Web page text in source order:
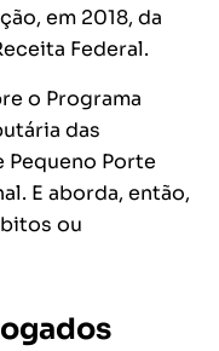
em 2018, da
Federal.
o Programa
das
Pequeno Porte
E aborda, então,
ou